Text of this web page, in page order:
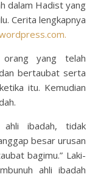
dalam Hadist yang
Cerita lengkapnya
yang telah
bertaubat serta
itu. Kemudian
ibadah, tidak
besar urusan
bagimu.” Laki-
ahli ibadah